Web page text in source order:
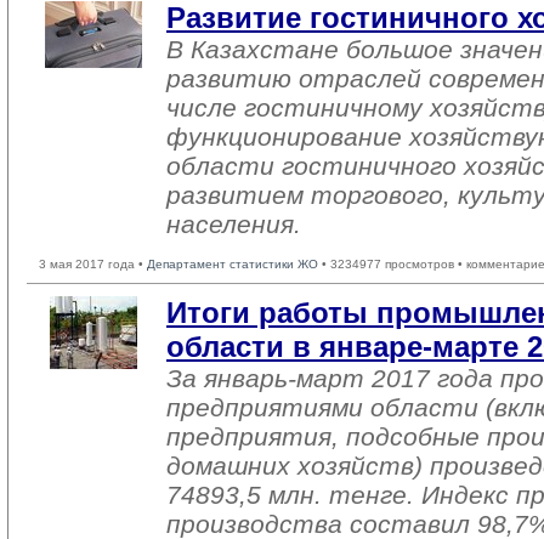
Развитие гостиничного
В Казахстане большое
развитию отраслей
числе гостиничному
функционирование
области гостиничного
развитием торгового,
населения.
3 мая 2017 года • Департамент статистики ЖО • 3234977 просмотров •
Итоги работы
области в январе-марте
За январь-март 2017 года
предприятиями области
предприятия, подсобные
домашних хозяйств)
74893,5 млн. тенге. Индекс
производства составил